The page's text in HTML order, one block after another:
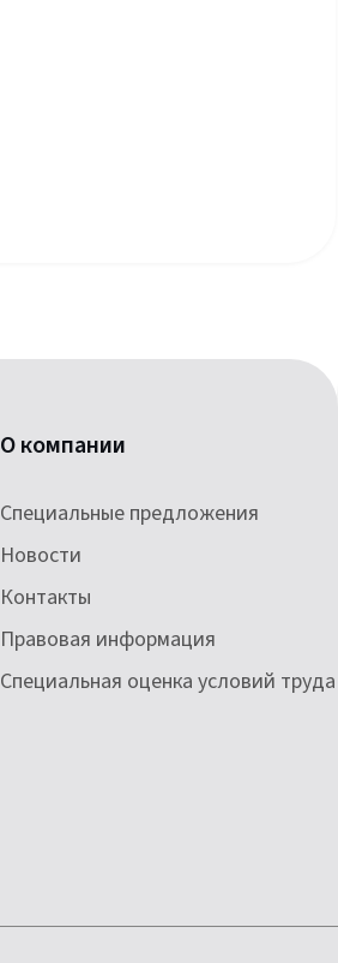
О компании
Специальные предложения
Новости
Контакты
Правовая информация
Специальная оценка условий труда